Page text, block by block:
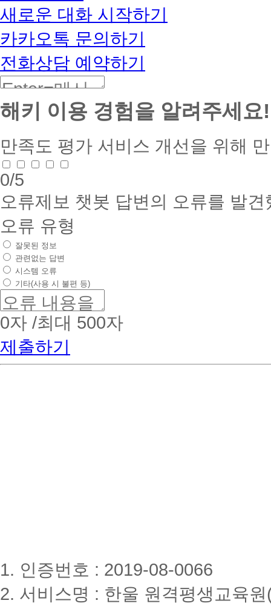
BETA
새로운 대화 시작하기
카카오톡 문의하기
전화상담 예약하기
해키 이용 경험을 알려주세요!
만족도 평가 서비스 개선을 위해
0/5
오류제보 챗봇 답변의 오류를 발
오류 유형
잘못된 정보
관련없는 답변
시스템 오류
기타(사용 시 불편 등)
0자 /최대 500자
제출하기
1. 인증번호 : 2019-08-0066
2. 서비스명 : 한울 원격평생교육